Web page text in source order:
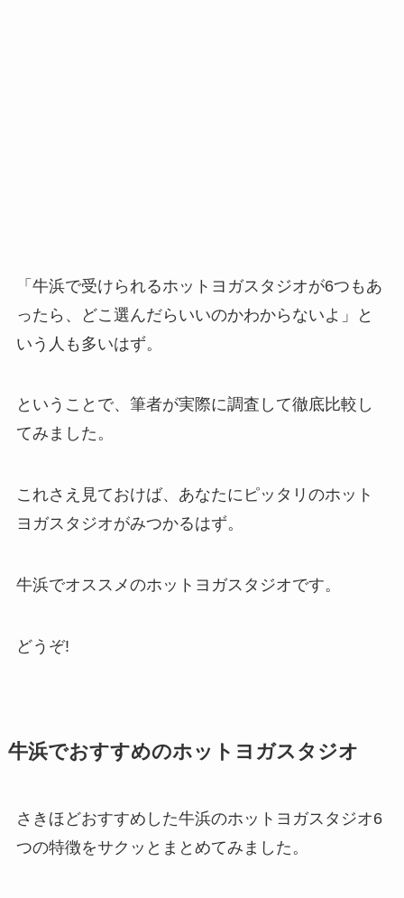
「牛浜で受けられるホットヨガスタジオが6つもあ
ったら、どこ選んだらいいのかわからないよ」と
いう人も多いはず。
ということで、筆者が実際に調査して徹底比較し
てみました。
これさえ見ておけば、あなたにピッタリのホット
ヨガスタジオがみつかるはず。
牛浜でオススメのホットヨガスタジオです。
どうぞ!
牛浜でおすすめのホットヨガスタジオ
さきほどおすすめした牛浜のホットヨガスタジオ6
つの特徴をサクッとまとめてみました。